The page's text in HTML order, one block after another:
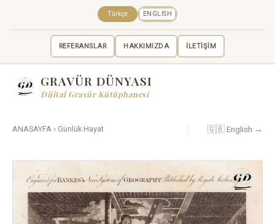
REFERANSLAR HAKKIMIZDA İLETİŞİM
Türkçe ENGLISH
GRAVÜR DÜNYASI
Dijital Gravür Kütüphanesi
ANASAYFA › Günlük Hayat 🇬🇧 English →